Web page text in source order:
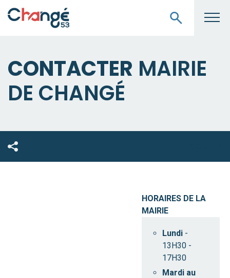
CONTACTER MAIRIE
DE CHANGÉ
HORAIRES DE LA
MAIRIE
Lundi -
13H30 -
17H30
Mardi au